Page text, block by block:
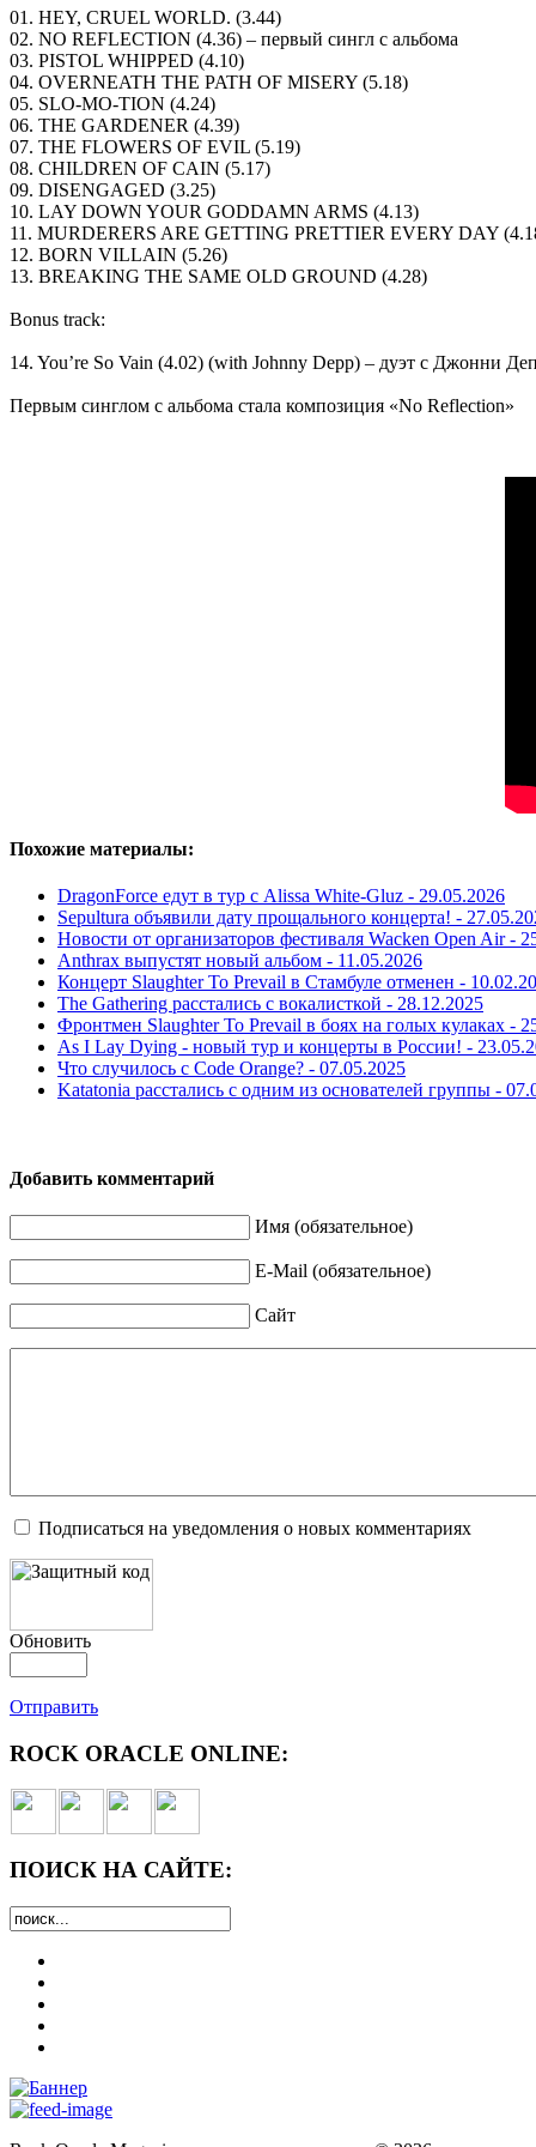
01. HEY, CRUEL WORLD. (3.44)
02. NO REFLECTION (4.36) – первый сингл с альбома
03. PISTOL WHIPPED (4.10)
04. OVERNEATH THE PATH OF MISERY (5.18)
05. SLO-MO-TION (4.24)
06. THE GARDENER (4.39)
07. THE FLOWERS OF EVIL (5.19)
08. CHILDREN OF CAIN (5.17)
09. DISENGAGED (3.25)
10. LAY DOWN YOUR GODDAMN ARMS (4.13)
11. MURDERERS ARE GETTING PRETTIER EVERY DAY
12. BORN VILLAIN (5.26)
13. BREAKING THE SAME OLD GROUND (4.28)
Bonus track:
14. You’re So Vain (4.02) (with Johnny Depp) – дуэт с Джонни
Первым синглом с альбома стала композиция «No Reflection»
Похожие материалы:
DragonForce едут в тур с Alissa White-Gluz - 29.05.2026
Sepultura объявили дату прощального концерта! -
Новости от организаторов фестиваля Wacken Open Air -
Anthrax выпустят новый альбом - 11.05.2026
Концерт Slaughter To Prevail в Стамбуле отменен -
The Gathering расстались с вокалисткой - 28.12.2025
Фронтмен Slaughter To Prevail в боях на голых кулаках -
As I Lay Dying - новый тур и концерты в России! -
Что случилось с Code Orange? - 07.05.2025
Katatonia расстались с одним из основателей группы -
Добавить комментарий
Имя (обязательное)
E-Mail (обязательное)
Сайт
Подписаться на уведомления о новых комментариях
Обновить
Отправить
ROCK ORACLE ONLINE:
ПОИСК НА САЙТЕ: